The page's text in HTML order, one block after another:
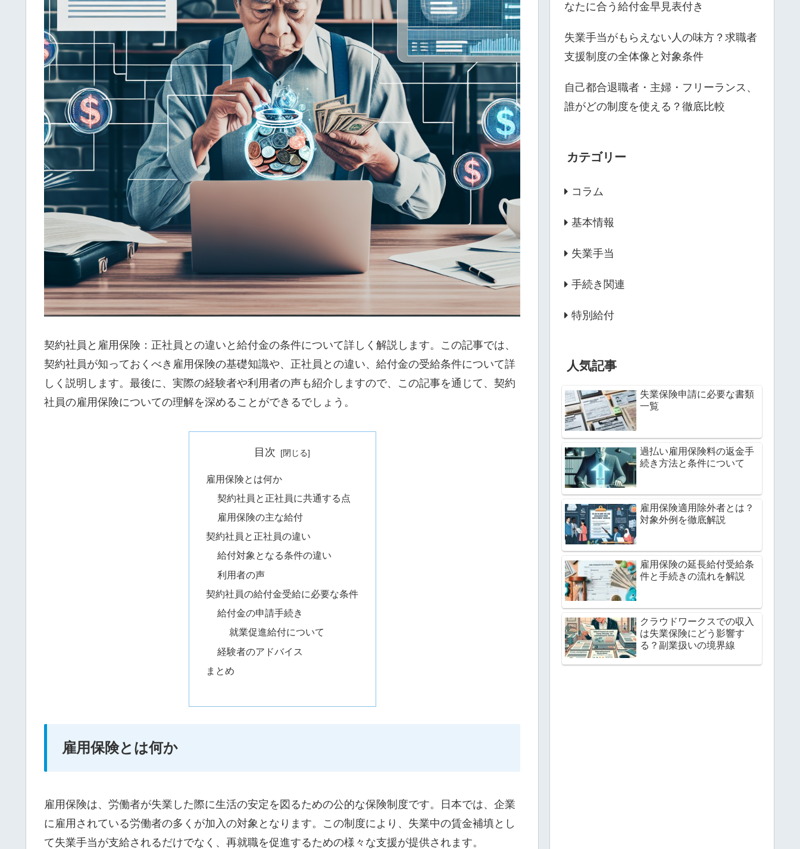
契約社員と雇用保険：正社員との違いと給付金の条件について詳しく解説します。この記事では、
契約社員が知っておくべき雇用保険の基礎知識や、正社員との違い、給付金の受給条件について詳
しく説明します。最後に、実際の経験者や利用者の声も紹介しますので、この記事を通じて、契約
社員の雇用保険についての理解を深めることができるでしょう。
目次
雇用保険とは何か
契約社員と正社員に共通する点
雇用保険の主な給付
契約社員と正社員の違い
給付対象となる条件の違い
利用者の声
契約社員の給付金受給に必要な条件
給付金の申請手続き
就業促進給付について
経験者のアドバイス
まとめ
雇用保険とは何か
雇用保険は、労働者が失業した際に生活の安定を図るための公的な保険制度です。日本では、企業
に雇用されている労働者の多くが加入の対象となります。この制度により、失業中の賃金補填とし
て失業手当が支給されるだけでなく、再就職を促進するための様々な支援が提供されます。
なたに合う給付金早見表付き
失業手当がもらえない人の味方？求職者
支援制度の全体像と対象条件
自己都合退職者・主婦・フリーランス、
誰がどの制度を使える？徹底比較
カテゴリー
コラム
基本情報
失業手当
手続き関連
特別給付
人気記事
失業保険申請に必要な書類
一覧
過払い雇用保険料の返金手
続き方法と条件について
雇用保険適用除外者とは？
対象外例を徹底解説
雇用保険の延長給付受給条
件と手続きの流れを解説
クラウドワークスでの収入
は失業保険にどう影響す
る？副業扱いの境界線